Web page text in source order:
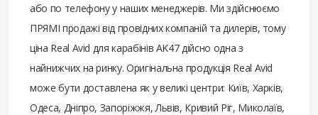
або по телефону у наших менеджерів. Ми здійснюємо
ПРЯМІ продажі від провідних компаній та дилерів, тому
ціна Real Avid для карабінів AK47 дійсно одна з
найнижчих на ринку. Оригінальна продукція Real Avid
може бути доставлена ​​як у великі центри: Київ, Харків,
Одеса, Дніпро, Запоріжжя, Львів, Кривий Ріг, Миколаїв,